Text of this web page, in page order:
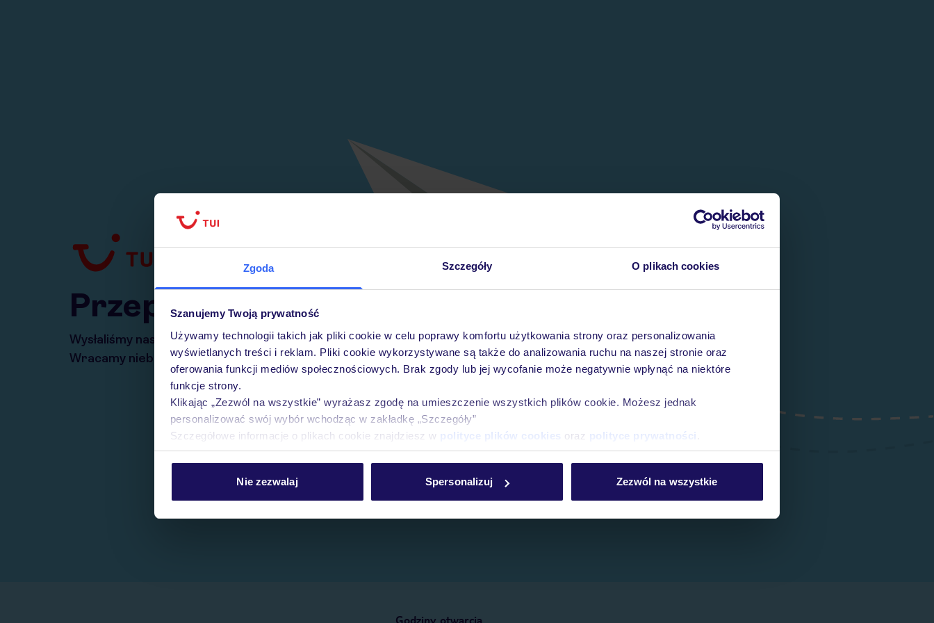
Zgoda Szczegóły O plikach cookies
Szanujemy Twoją prywatność
Używamy technologii takich jak pliki cookie w celu poprawy komfortu użytkowania strony oraz personalizowania
wyświetlanych treści i reklam. Pliki cookie wykorzystywane są także do analizowania ruchu na naszej stronie oraz
oferowania funkcji mediów społecznościowych. Brak zgody lub jej wycofanie może negatywnie wpłynąć na niektóre
funkcje strony.
Klikając „Zezwól na wszystkie” wyrażasz zgodę na umieszczenie wszystkich plików cookie. Możesz jednak
personalizować swój wybór wchodząc w zakładkę „Szczegóły”
Szczegółowe informacje o plikach cookie znajdziesz w polityce plików cookies oraz polityce prywatności
Nie zezwalaj Spersonalizuj Zezwól na wszystkie
Przepraszamy
Wysłaliśmy nasz serwis na krótkie wakacje.
Wracamy niebawem!
Godziny otwarcia